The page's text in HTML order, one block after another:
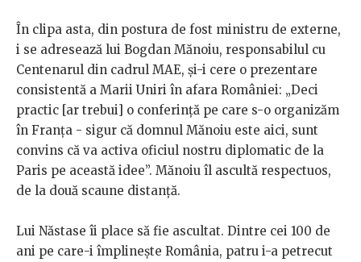
În clipa asta, din postura de fost ministru de externe,
i se adresează lui Bogdan Mănoiu, responsabilul cu
Centenarul din cadrul MAE, și-i cere o prezentare
consistentă a Marii Uniri în afara României: „Deci
practic [ar trebui] o conferință pe care s-o organizăm
în Franța - sigur că domnul Mănoiu este aici, sunt
convins că va activa oficiul nostru diplomatic de la
Paris pe această idee”. Mănoiu îl ascultă respectuos,
de la două scaune distanță.
Lui Năstase îi place să fie ascultat. Dintre cei 100 de
ani pe care-i împlinește România, patru i-a petrecut